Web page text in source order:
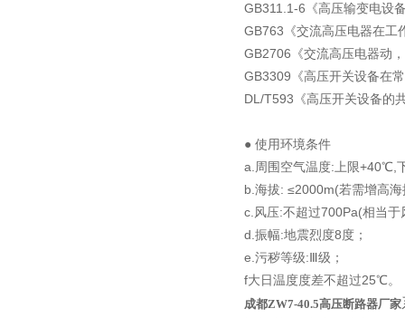
GB311.1-6《高压输变电设
GB763《交流高压电器在工
GB2706《交流高压电器动
GB3309《高压开关设备在
DL/T593《高压开关设备的
● 使用环境条件
a.周围空气温度:上限+40℃,
b.海拔: ≤2000m(若需增高
c.风压:不超过700Pa(相当于
d.振幅:地震烈度8度；
e.污秽等级:Ⅲ级；
f大日温度度差不超过25℃。
成都ZW7-40.5高压断路器厂家